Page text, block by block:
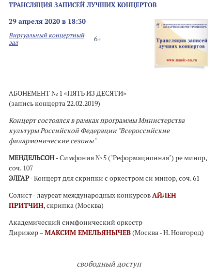
ТРАНСЛЯЦИЯ ЗАПИСЕЙ ЛУЧШИХ КОНЦЕРТОВ
29 апреля 2020 в 18:30
6+
Виртуальный концертный
зал
АБОНЕМЕНТ № 1 «ПЯТЬ ИЗ ДЕСЯТИ»
(запись концерта 22.02.2019)
Концерт состоялся в рамках программы Министерства
культуры Российской Федерации "Всероссийские
филармонические сезоны"
МЕНДЕЛЬСОН- Симфония № 5 ("Реформационная") ре минор,
соч. 107
ЭЛГАР- Концерт для скрипки с оркестром си минор, соч. 61
Солист - лауреат международных конкурсовАЙЛЕН
ПРИТЧИН, скрипка (Москва)
Академический симфонический оркестр
Дирижер –МАКСИМ ЕМЕЛЬЯНЫЧЕВ(Москва - Н. Новгород)
свободный доступ